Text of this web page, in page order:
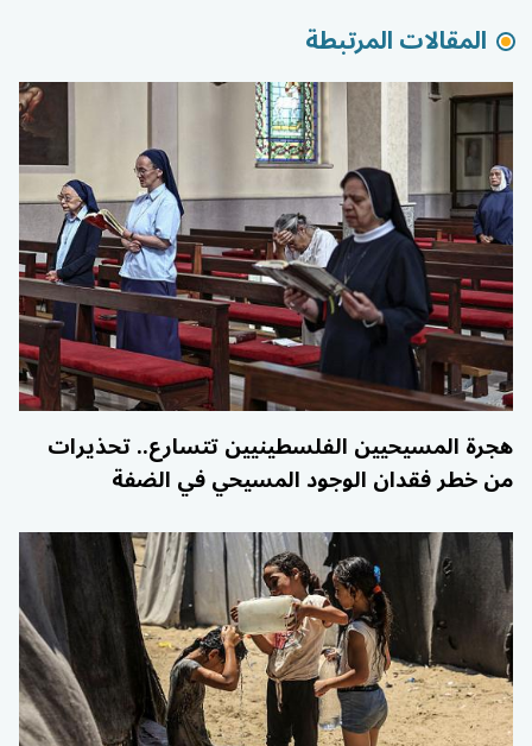
المقالات المرتبطة
هجرة المسيحيين الفلسطينيين تتسارع.. تحذيرات
من خطر فقدان الوجود المسيحي في الضفة